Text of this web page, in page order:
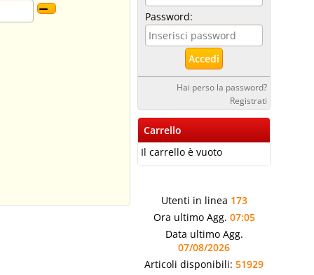
Password:
Hai perso la password?
Registrati
Carrello
Il carrello è vuoto
Utenti in linea 173
Ora ultimo Agg. 07:05
Data ultimo Agg.
07/08/2026
Articoli disponibili: 51929